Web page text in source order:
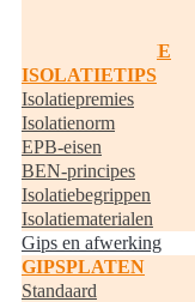
RANDISOLATIE
ISOLATIETIPS
Isolatiepremies
Isolatienorm
EPB-eisen
BEN-principes
Isolatiebegrippen
Isolatiematerialen
Gips en afwerking
GIPSPLATEN
Standaard